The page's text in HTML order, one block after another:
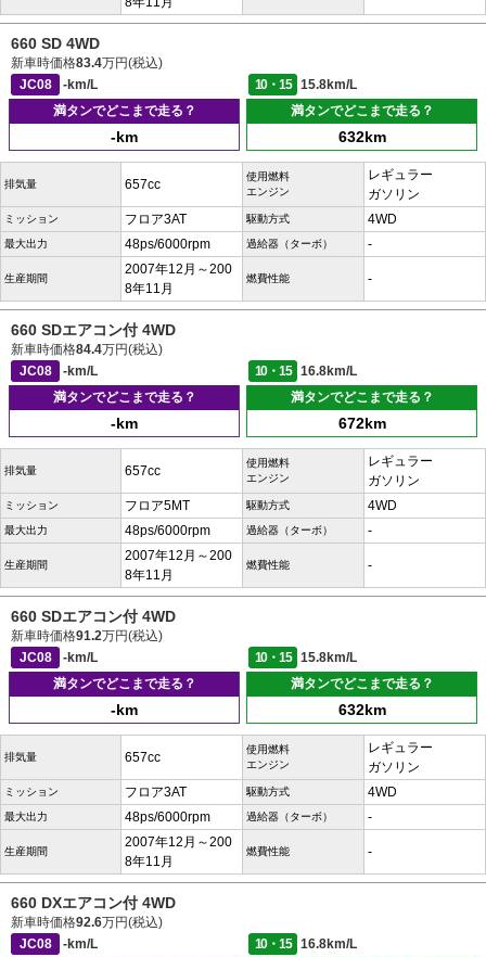
660 SD 4WD
新車時価格83.4万円(税込)
JC08
-km/L 10・15
15.8km/L
満タンでどこまで走る？
-km
満タンでどこまで走る？
632km
排気量 657cc
使用燃料
エンジン
レギュラー
ガソリン
ミッション フロア3AT 駆動方式 4WD
最大出力 48ps/6000rpm 過給器（ターボ） -
生産期間
2007年12月～200
8年11月
燃費性能 -
660 SDエアコン付 4WD
新車時価格84.4万円(税込)
JC08
-km/L 10・15
16.8km/L
満タンでどこまで走る？
-km
満タンでどこまで走る？
672km
排気量 657cc
使用燃料
エンジン
レギュラー
ガソリン
ミッション フロア5MT 駆動方式 4WD
最大出力 48ps/6000rpm 過給器（ターボ） -
生産期間
2007年12月～200
8年11月
燃費性能 -
660 SDエアコン付 4WD
新車時価格91.2万円(税込)
JC08
-km/L 10・15
15.8km/L
満タンでどこまで走る？
-km
満タンでどこまで走る？
632km
排気量 657cc
使用燃料
エンジン
レギュラー
ガソリン
ミッション フロア3AT 駆動方式 4WD
最大出力 48ps/6000rpm 過給器（ターボ） -
生産期間
2007年12月～200
8年11月
燃費性能 -
660 DXエアコン付 4WD
新車時価格92.6万円(税込)
JC08
-km/L 10・15
16.8km/L